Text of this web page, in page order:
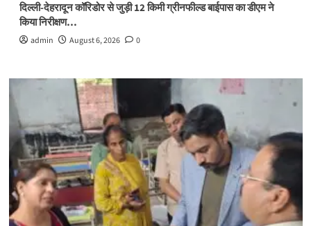
दिल्ली-देहरादून कॉरिडोर से जुड़ी 12 किमी ग्रीनफील्ड बाईपास का डीएम ने
किया निरीक्षण…
admin August 6, 2026 0